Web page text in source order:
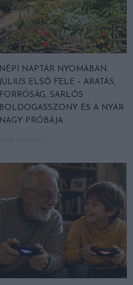
NÉPI NAPTÁR NYOMÁBAN:
JÚLIUS ELSŐ FELE – ARATÁS,
FORRÓSÁG, SARLÓS
BOLDOGASSZONY ÉS A NYÁR
NAGY PRÓBÁJA